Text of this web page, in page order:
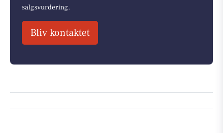
salgsvurdering.
Bliv kontaktet